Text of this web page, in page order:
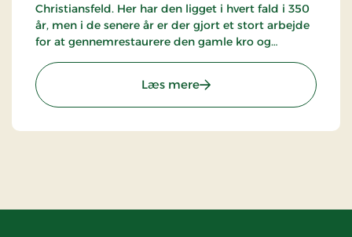
Christiansfeld. Her har den ligget i hvert fald i 350
år, men i de senere år er der gjort et stort arbejde
for at gennemrestaurere den gamle kro og
international klasse.
Læs mere: Tyrstrup Kro, Classic